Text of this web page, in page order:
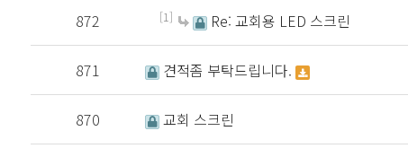
872 Re: 교회용 LED 스크린
[1]
871 견적좀 부탁드립니다.
870 교회 스크린